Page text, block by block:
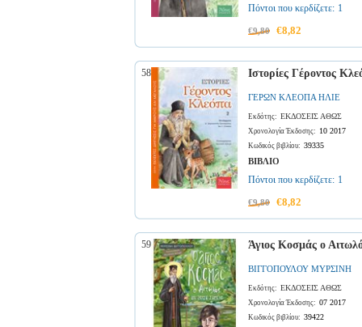
Πόντοι που κερδίζετε: 1
€9,80 €8,82
58 Ιστορίες Γέροντος
ΓΕΡΩΝ ΚΛΕΟΠΑ ΗΛΙΕ
Εκδότης: ΕΚΔΟΣΕΙΣ ΑΘΩΣ
Χρονολογία Έκδοσης: 10 2017
Κωδικός βιβλίου: 39335
ΒΙΒΛΙΟ
Πόντοι που κερδίζετε: 1
€9,80 €8,82
59 Άγιος Κοσμάς ο
ΒΙΓΓΟΠΟΥΛΟΥ ΜΥΡΣΙΝΗ
Εκδότης: ΕΚΔΟΣΕΙΣ ΑΘΩΣ
Χρονολογία Έκδοσης: 07 2017
Κωδικός βιβλίου: 39422